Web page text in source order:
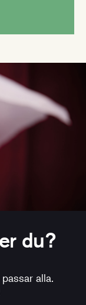
du?
alla.